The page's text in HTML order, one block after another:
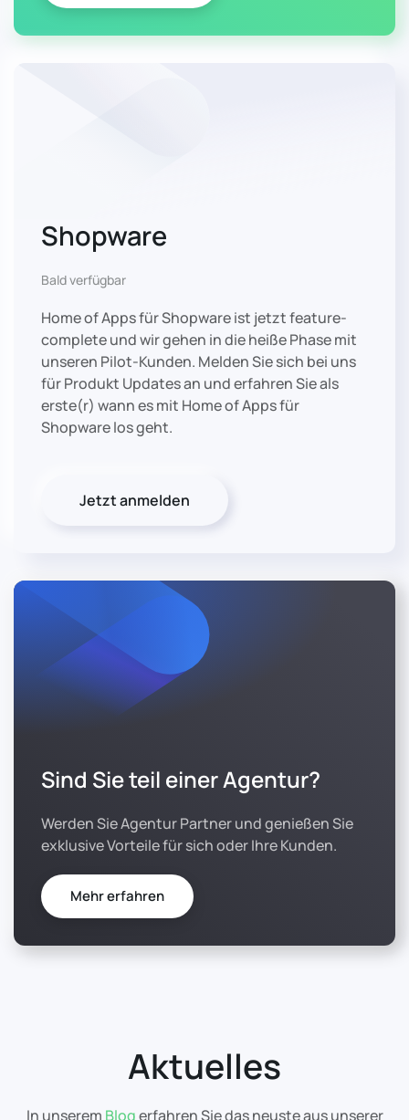
Shopware
Bald verfügbar
Home of Apps für Shopware ist jetzt feature-
complete und wir gehen in die heiße Phase mit
unseren Pilot-Kunden. Melden Sie sich bei uns
für Produkt Updates an und erfahren Sie als
erste(r) wann es mit Home of Apps für
Shopware los geht.
Jetzt anmelden
Sind Sie teil einer Agentur?
Werden Sie Agentur Partner und genießen Sie
exklusive Vorteile für sich oder Ihre Kunden.
Mehr erfahren
Aktuelles
In unserem Blogerfahren Sie das neuste aus unserer